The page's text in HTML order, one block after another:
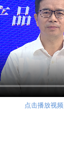
点击播放视频